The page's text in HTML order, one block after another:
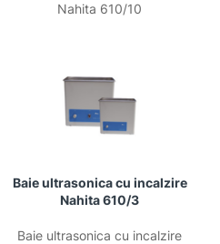
Nahita 610/10
Baie ultrasonica cu incalzire
Nahita 610/3
Baie ultrasonica cu incalzire